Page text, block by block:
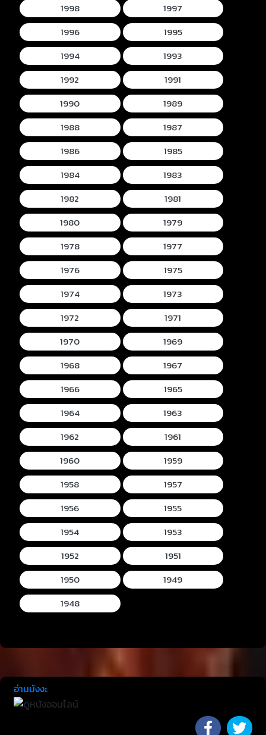
1998
1997
1996
1995
1994
1993
1992
1991
1990
1989
1988
1987
1986
1985
1984
1983
1982
1981
1980
1979
1978
1977
1976
1975
1974
1973
1972
1971
1970
1969
1968
1967
1966
1965
1964
1963
1962
1961
1960
1959
1958
1957
1956
1955
1954
1953
1952
1951
1950
1949
1948
อ่านมังงะ